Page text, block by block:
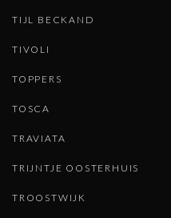
TIJL BECKAND
TIVOLI
TOPPERS
TOSCA
TRAVIATA
TRIJNTJE OOSTERHUIS
TROOSTWIJK